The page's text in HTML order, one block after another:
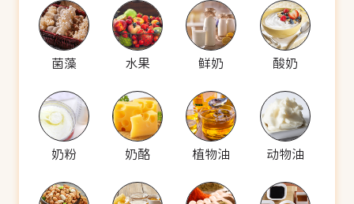
菌藻 水果 鲜奶 酸奶
奶粉 奶酪 植物油 动物油